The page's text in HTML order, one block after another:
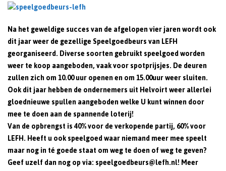
Na het geweldige succes van de afgelopen vier jaren wordt ook
dit jaar weer de gezellige Speelgoedbeurs van LEFH
georganiseerd. Diverse soorten gebruikt speelgoed worden
weer te koop aangeboden, vaak voor spotprijsjes. De deuren
zullen zich om 10.00 uur openen en om 15.00uur weer sluiten.
Ook dit jaar hebben de ondernemers uit Helvoirt weer allerlei
gloednieuwe spullen aangeboden welke U kunt winnen door
mee te doen aan de spannende loterij!
Van de opbrengst is 40% voor de verkopende partij, 60% voor
LEFH. Heeft u ook speelgoed waar niemand meer mee speelt
maar nog in té goede staat om weg te doen of weg te geven?
Geef uzelf dan nog op via: speelgoedbeurs@lefh.nl! Meer